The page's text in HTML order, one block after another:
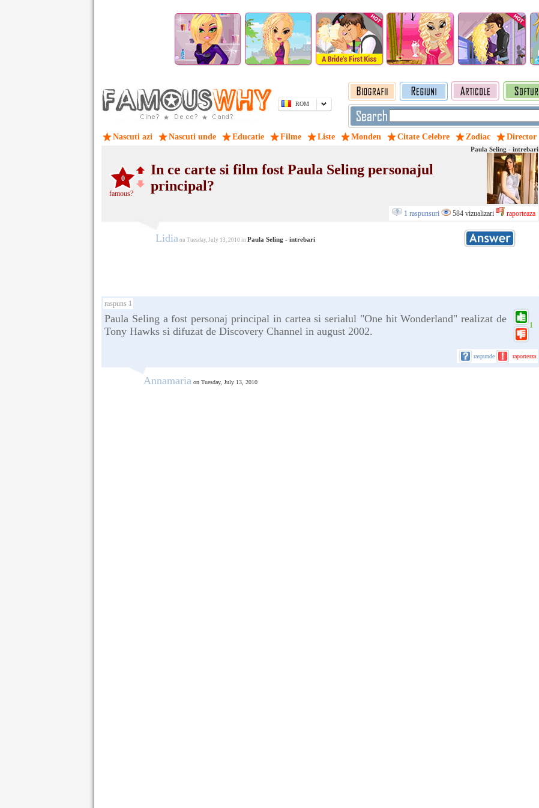
ROM
Nascuti azi Nascuti unde Educatie Filme Liste Monden Citate Celebre Zodiac Director
0
famous?
Paula Seling - intrebari
In ce carte si film fost Paula Seling personajul
principal?
1 raspunsuri 584 vizualizari raporteaza
Lidia on Tuesday, July 13, 2010 in Paula Seling - intrebari
raspuns 1
Paula Seling a fost personaj principal in cartea si serialul "One hit Wonderland" realizat de
Tony Hawks si difuzat de Discovery Channel in august 2002.
1
raspunde raporteaza
Annamaria on Tuesday, July 13, 2010